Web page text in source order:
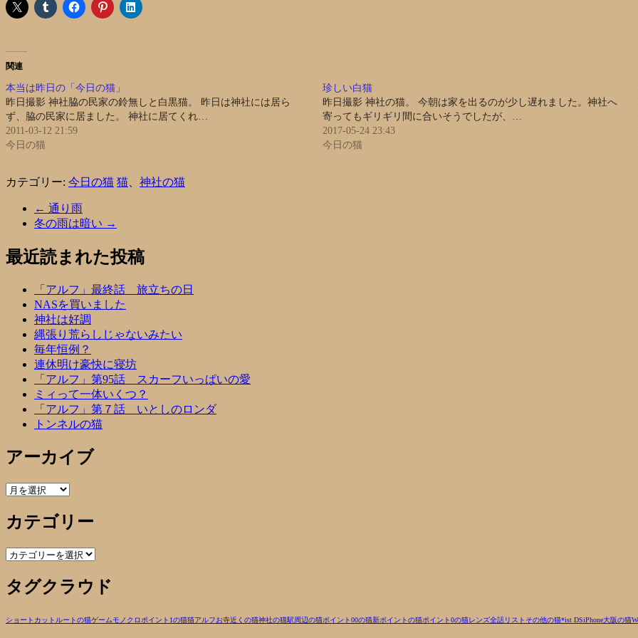
関連
本当は昨日の「今日の猫」
昨日撮影 神社脇の民家の鈴無しと白黒猫。 昨日は神社には居ら
ず、脇の民家に居ました。 神社に居てくれ…
2011-03-12 21:59
今日の猫
珍しい白猫
昨日撮影 神社の猫。 今朝は家を出るのが少し遅れました。神社へ
寄ってもギリギリ間に合いそうでしたが、…
2017-05-24 23:43
今日の猫
カテゴリー: 今日の猫 猫 神社の猫
← 通り雨
冬の雨は暗い →
最近読まれた投稿
「アルフ」最終話 旅立ちの日
NASを買いました
神社は好調
縄張り荒らしじゃないみたい
毎年恒例？
連休明け豪快に寝坊
「アルフ」第95話 スカーフいっぱいの愛
ミィって一体いくつ？
「アルフ」第７話 いとしのロンダ
トンネルの猫
アーカイブ
ア
カ
イ
ブ
カテゴリー
カ
ゴ
リ
タグクラウド
ショートカットルートの猫ゲームモノクロ ポイント1の猫猫アルフお寺近くの猫神社の猫駅周辺の猫ポイント00の猫新ポイントの猫ポイント0の猫レンズ全話リスト その他の猫*ist DSiPhone大阪の猫